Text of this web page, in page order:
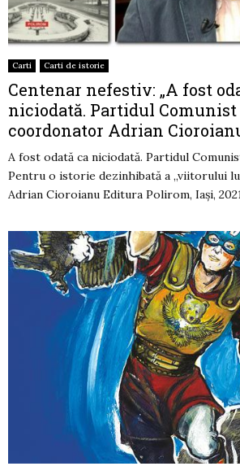
Carti Carti de istorie
Centenar nefestiv: „A fost
niciodată. Partidul Comunist
coordonator Adrian
A fost odată ca niciodată. Partidul
Pentru o istorie dezinhibată a „viitorului
Adrian Cioroianu Editura Polirom, Iași,